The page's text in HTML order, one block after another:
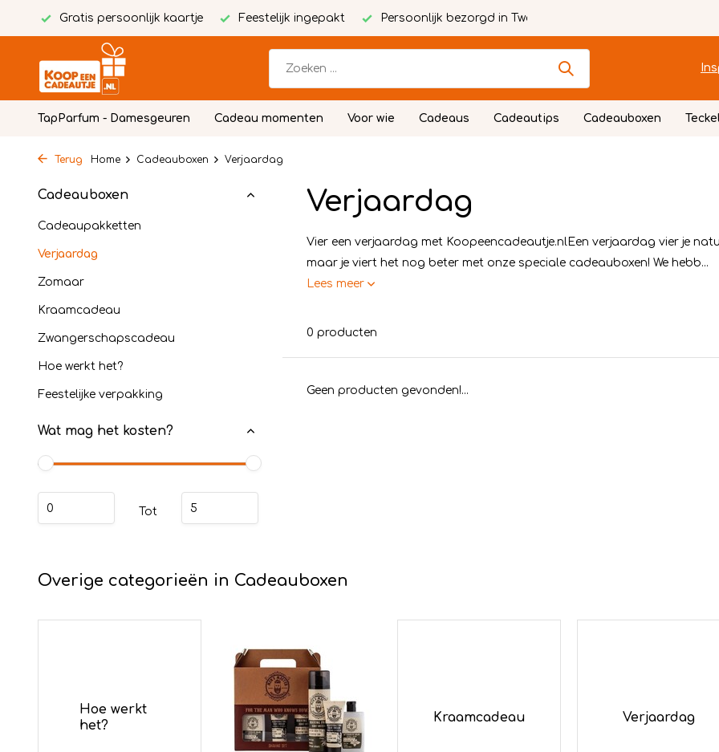
Gratis persoonlijk kaartje Feestelijk ingepakt Persoonlijk bezorgd in Twente
TapParfum - Damesgeuren Cadeau momenten Voor wie Cadeaus Cadeautips Cadeauboxen
Terug Home Cadeauboxen Verjaardag
Cadeauboxen
Cadeaupakketten
Verjaardag
Zomaar
Kraamcadeau
Zwangerschapscadeau
Hoe werkt het?
Feestelijke verpakking
Wat mag het kosten?
Tot
Verjaardag
Vier een verjaardag met Koopeencadeautje.nlEen verjaardag vier je
maar je viert het nog beter met onze speciale cadeauboxen! We hebb...
Lees meer
0 producten
Geen producten gevonden!...
Overige categorieën in Cadeauboxen
Hoe werkt
het?
Kraamcadeau Verjaardag